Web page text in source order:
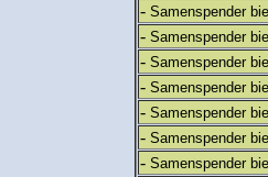
- Samenspender
- Samenspender
- Samenspender
- Samenspender
- Samenspender
- Samenspender
- Samenspender